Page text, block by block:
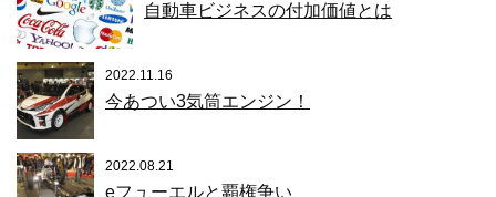
自動車ビジネスの付加価値とは
2022.11.16
今あつい3気筒エンジン！
2022.08.21
eフューエルと覇権争い